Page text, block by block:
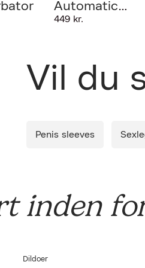
Automatic
Masturbator
449 kr.
Vil du
Penis sleeves
inden
Dildoer